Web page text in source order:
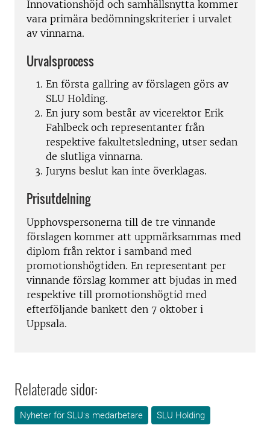
Innovationshöjd och samhällsnytta kommer
vara primära bedömningskriterier i urvalet
av vinnarna.
Urvalsprocess
En första gallring av förslagen görs av
SLU Holding.
En jury som består av vicerektor Erik
Fahlbeck och representanter från
respektive fakultetsledning, utser sedan
de slutliga vinnarna.
Juryns beslut kan inte överklagas.
Prisutdelning
Upphovspersonerna till de tre vinnande
förslagen kommer att uppmärksammas med
diplom från rektor i samband med
promotionshögtiden. En representant per
vinnande förslag kommer att bjudas in med
respektive till promotionshögtid med
efterföljande bankett den 7 oktober i
Uppsala.
Relaterade sidor:
Nyheter för SLU:s medarbetare SLU Holding